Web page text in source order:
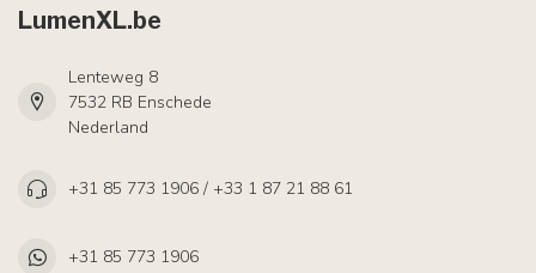
LumenXL.be
Lenteweg 8
7532 RB Enschede
Nederland
+31 85 773 1906 / +33 1 87 21 88 61
+31 85 773 1906